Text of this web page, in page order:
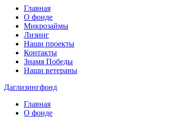
Главная
О фонде
Микрозаймы
Лизинг
Наши проекты
Контакты
Знамя Победы
Наши ветераны
Даглизингфонд
Главная
О фонде